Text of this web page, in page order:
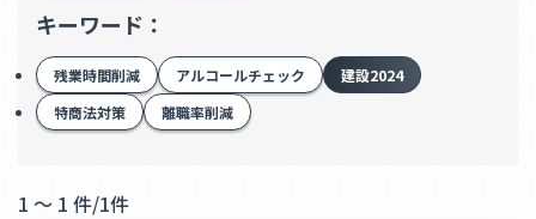
キーワード：
残業時間削減 アルコールチェック
建設2024
特商法対策
離職率削減
1 ～ 1 件/1件